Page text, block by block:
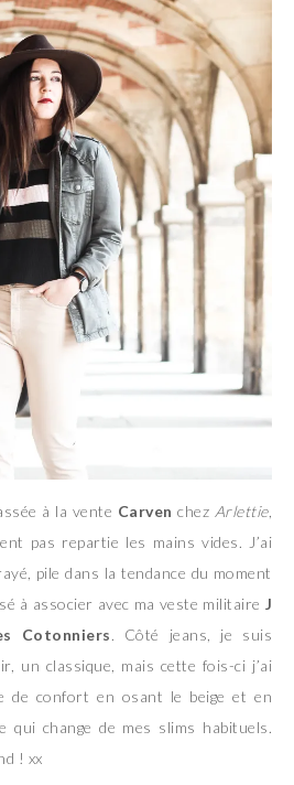
à la vente Carven chez Arlettie,
pas repartie les mains vides. J’ai
pile dans la tendance du moment
à associer avec ma veste militaire J
Cotonniers. Côté jeans, je suis
un classique, mais cette fois-ci j’ai
de confort en osant le beige et en
change de mes slims habituels.
! xx